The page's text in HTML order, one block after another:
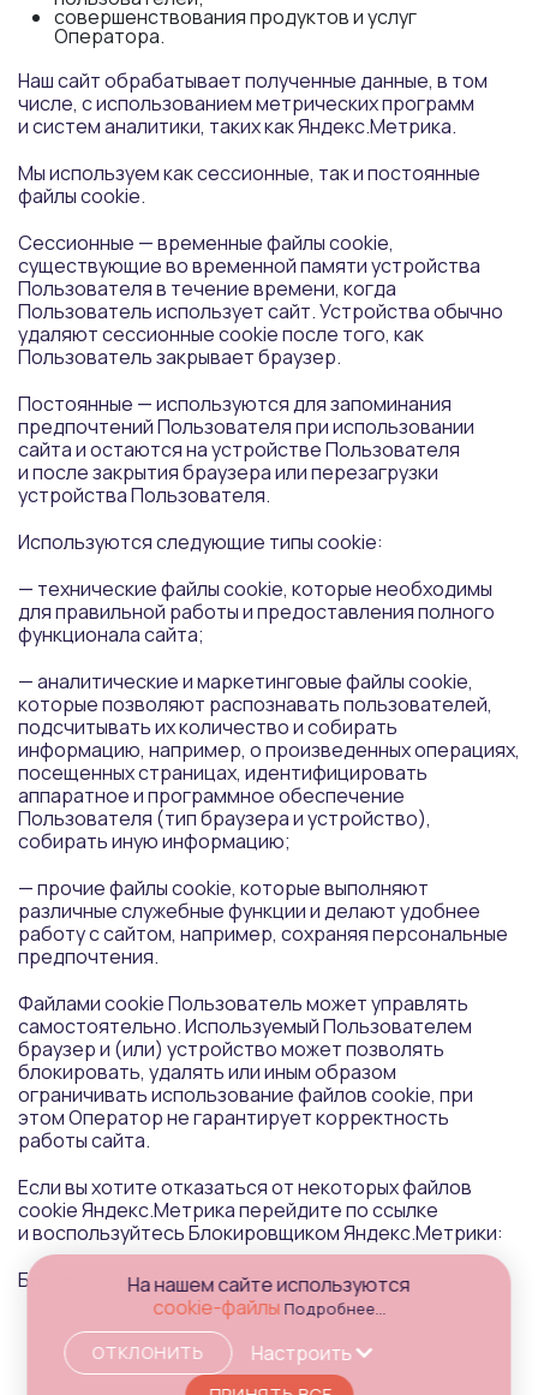
совершенствования продуктов и услуг
Оператора.
Наш сайт обрабатывает полученные данные, в том
числе, с использованием метрических программ
и систем аналитики, таких как Яндекс.Метрика.
Мы используем как сессионные, так и постоянные
файлы cookie.
Сессионные — временные файлы cookie,
существующие во временной памяти устройства
Пользователя в течение времени, когда
Пользователь использует сайт. Устройства обычно
удаляют сессионные cookie после того, как
Пользователь закрывает браузер.
Постоянные — используются для запоминания
предпочтений Пользователя при использовании
сайта и остаются на устройстве Пользователя
и после закрытия браузера или перезагрузки
устройства Пользователя.
Используются следующие типы cookie:
— технические файлы cookie, которые необходимы
для правильной работы и предоставления полного
функционала сайта;
— аналитические и маркетинговые файлы cookie,
которые позволяют распознавать пользователей,
подсчитывать их количество и собирать
информацию, например, о произведенных операциях,
посещенных страницах, идентифицировать
аппаратное и программное обеспечение
Пользователя (тип браузера и устройство),
собирать иную информацию;
— прочие файлы cookie, которые выполняют
различные служебные функции и делают удобнее
работу с сайтом, например, сохраняя персональные
предпочтения.
Файлами cookie Пользователь может управлять
самостоятельно. Используемый Пользователем
браузер и (или) устройство может позволять
блокировать, удалять или иным образом
ограничивать использование файлов cookie, при
этом Оператор не гарантирует корректность
работы сайта.
Если вы хотите отказаться от некоторых файлов
cookie Яндекс.Метрика перейдите по ссылке
и воспользуйтесь Блокировщиком Яндекс.Метрики:
БлокировщикЯндекс.Метрики
На нашем сайте используются
cookie-файлы Подробнее...
ОТКЛОНИТЬ Настроить